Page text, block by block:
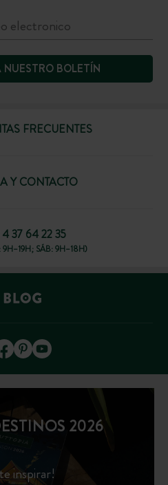
NUESTRO BOLETÍN
FRECUENTES
Y CONTACTO
4 37 64 22 35
SÁB: 9H–18H)
2026
inspirar!